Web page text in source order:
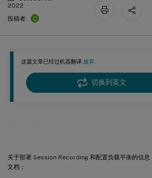
这篇文章已经过机器翻译.放弃
切换到英文
关于部署 Session Recording 和配置负载平衡的信息
文档：
2022
投稿者:
C